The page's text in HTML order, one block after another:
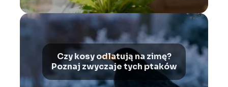
Czy kosy odlatują na zimę?
Poznaj zwyczaje tych ptaków